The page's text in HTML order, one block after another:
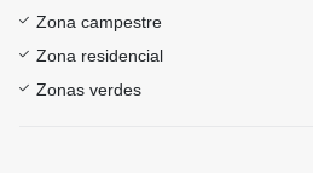
Zona campestre
Zona residencial
Zonas verdes